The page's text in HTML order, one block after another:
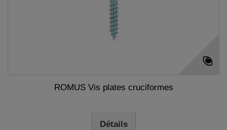
ROMUS Vis plates cruciformes
Détails